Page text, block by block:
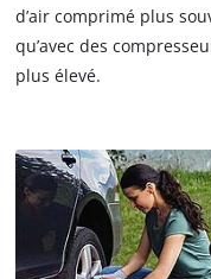
d’air comprimé plus
qu’avec des
plus élevé.